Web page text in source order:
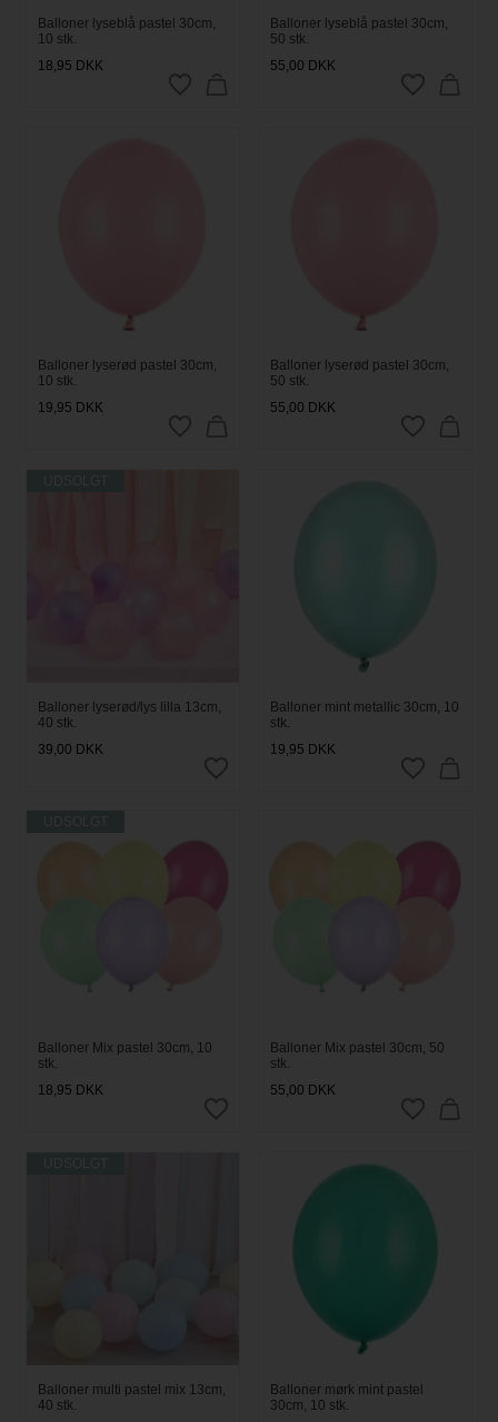
Balloner lyseblå pastel 30cm,
10 stk.
18,95 DKK
Balloner lyseblå pastel 30cm,
50 stk.
55,00 DKK
Balloner lyserød pastel 30cm,
10 stk.
19,95 DKK
Balloner lyserød pastel 30cm,
50 stk.
55,00 DKK
Balloner lyserød/lys lilla 13cm,
40 stk.
39,00 DKK
Balloner mint metallic 30cm, 10
stk.
19,95 DKK
Balloner Mix pastel 30cm, 10
stk.
18,95 DKK
Balloner Mix pastel 30cm, 50
stk.
55,00 DKK
Balloner multi pastel mix 13cm,
40 stk.
Balloner mørk mint pastel
30cm, 10 stk.